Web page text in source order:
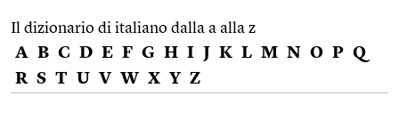
Il dizionario di italiano dalla a alla z
A B C D E F G H I J K L M N O P Q
R S T U V W X Y Z